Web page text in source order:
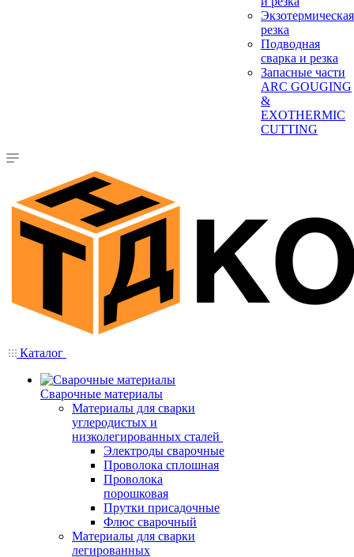
Экзотермическая
резка
Подводная
сварка и резка
Запасные части
ARC GOUGING
&
EXOTHERMIC
CUTTING
Каталог
Сварочные материалы
Материалы для сварки
углеродистых и
низколегированных сталей
Электроды сварочные
Проволока сплошная
Проволока
порошковая
Прутки присадочные
Флюс сварочный
Материалы для сварки
легированных